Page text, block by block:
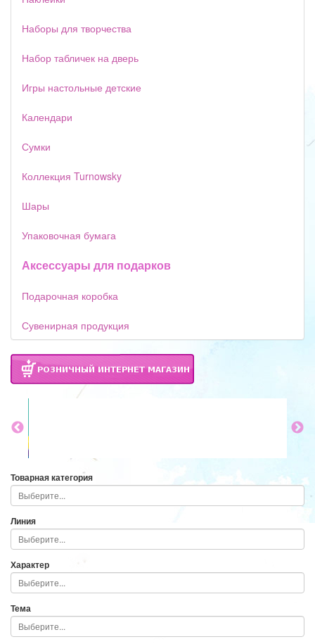
Наборы для творчества
Набор табличек на дверь
Игры настольные детские
Календари
Сумки
Коллекция Turnowsky
Шары
Упаковочная бумага
Аксессуары для подарков
Подарочная коробка
Сувенирная продукция
Товарная категория
Линия
Характер
Тема